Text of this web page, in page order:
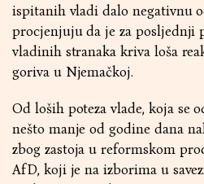
ispitanih vladi dalo negativnu
procjenjuju da je za posljednji
vladinih stranaka kriva loša
goriva u Njemačkoj.
Od loših poteza vlade, koja se
nešto manje od godine dana
zbog zastoja u reformskom
AfD, koji je na izborima u